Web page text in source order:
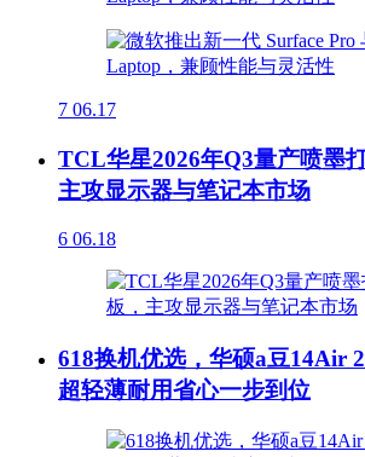
7 06.17
TCL华星2026年Q3量产喷墨
主攻显示器与笔记本市场
6 06.18
618换机优选，华硕a豆14Air
超轻薄耐用省心一步到位